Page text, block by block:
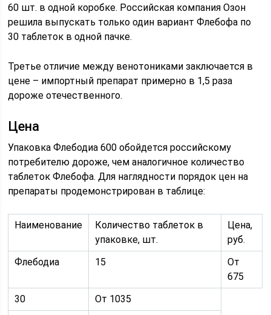
60 шт. в одной коробке. Российская компания Озон
решила выпускать только один вариант Флебофа по
30 таблеток в одной пачке.
Третье отличие между венотониками заключается в
цене – импортный препарат примерно в 1,5 раза
дороже отечественного.
Цена
Упаковка Флебодиа 600 обойдется российскому
потребителю дороже, чем аналогичное количество
таблеток Флебофа. Для наглядности порядок цен на
препараты продемонстрирован в таблице:
Наименование
Количество таблеток в
упаковке, шт.
Цена,
руб.
Флебодиа
15
От
675
30
От 1035